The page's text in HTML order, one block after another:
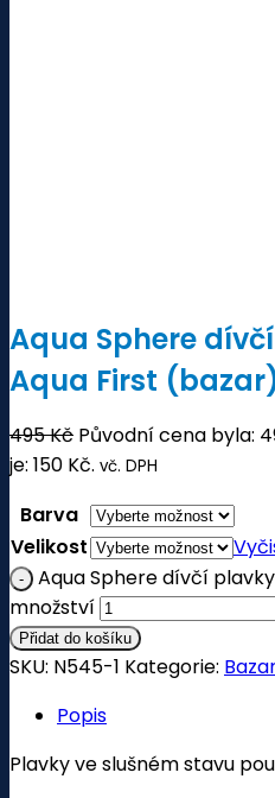
Aqua Sphere
Aqua First
495Kč Původní cena byla:
je: 150 Kč. vč. DPH
Barva
Velikost
Aqua Sphere dívčí
množství
Přidat do košíku
SKU: N545-1 Kategorie:
Popis
Plavky ve slušném stavu